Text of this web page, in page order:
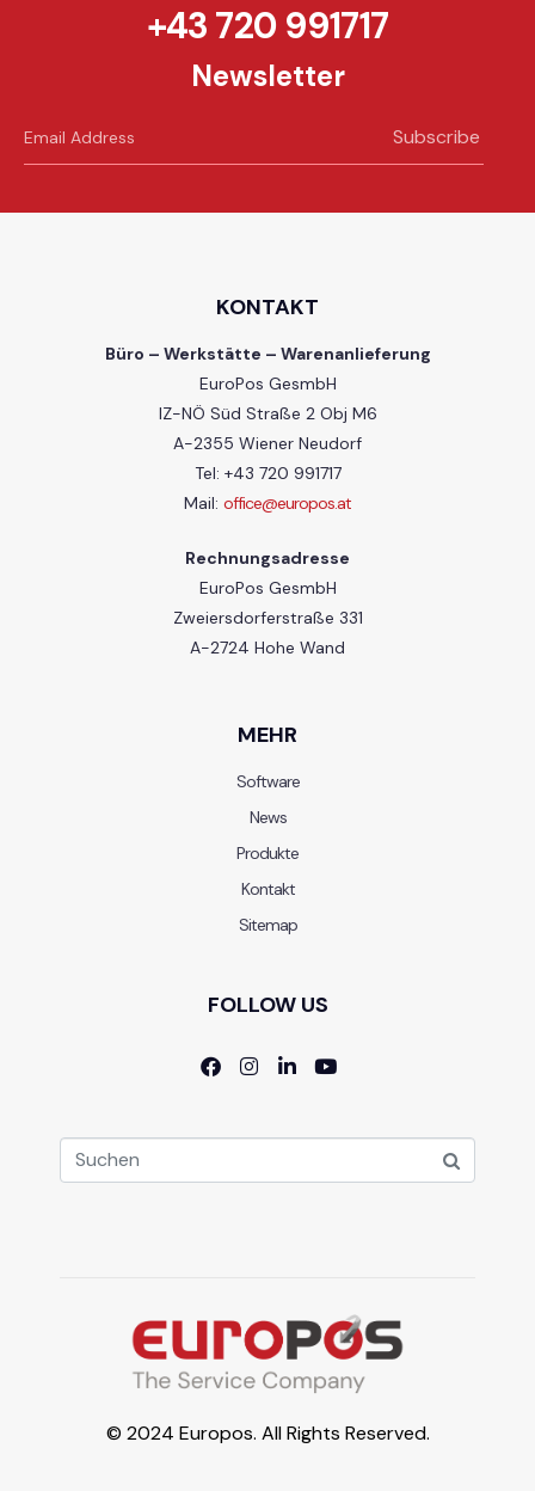
+43 720 991717
Newsletter
Subscribe
KONTAKT
Büro – Werkstätte – Warenanlieferung
EuroPos GesmbH
IZ-NÖ Süd Straße 2 Obj M6
A-2355 Wiener Neudorf
Tel: +43 720 991717
Mail: office@europos.at
Rechnungsadresse
EuroPos GesmbH
Zweiersdorferstraße 331
A-2724 Hohe Wand
MEHR
Software
News
Produkte
Kontakt
Sitemap
FOLLOW US
© 2024 Europos. All Rights Reserved.